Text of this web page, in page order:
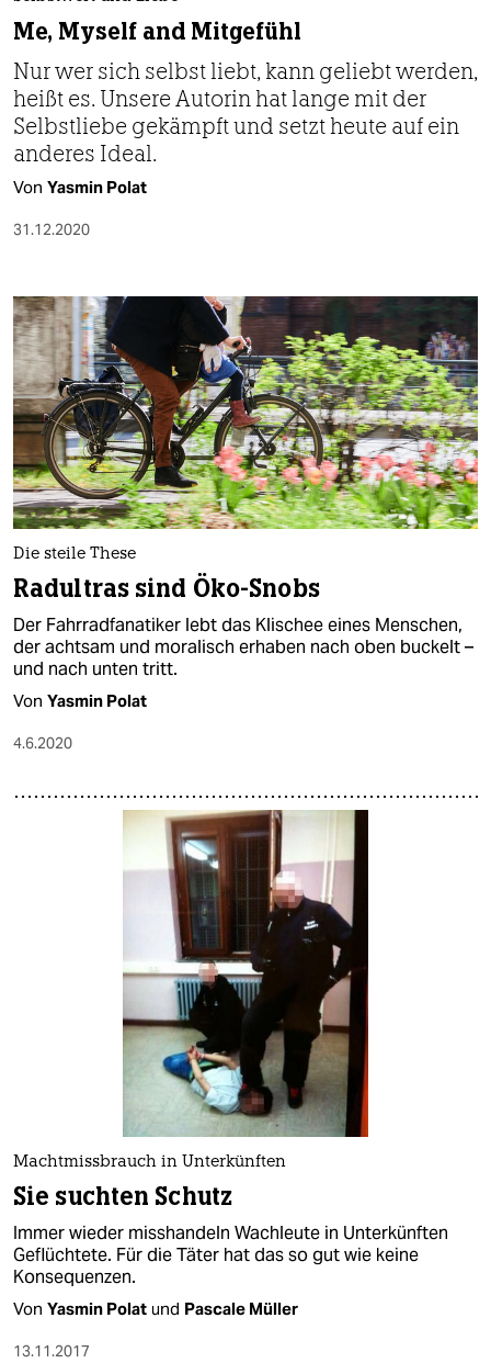
nord
wahrheit
verlag
verlag
veranstaltungen
fragen & hilfe
unterstützen
abo
genossenschaft
epaper login
Me, Myself and Mitgefühl
Nur wer sich selbst liebt, kann geliebt werden,
heißt es. Unsere Autorin hat lange mit der
Selbstliebe gekämpft und setzt heute auf ein
anderes Ideal.
Von Yasmin Polat
31.12.2020
Die steile These
Radultras sind Öko-Snobs
Der Fahrradfanatiker lebt das Klischee eines Menschen,
der achtsam und moralisch erhaben nach oben buckelt –
und nach unten tritt.
Von Yasmin Polat
4.6.2020
Machtmissbrauch in Unterkünften
Sie suchten Schutz
Immer wieder misshandeln Wachleute in Unterkünften
Geflüchtete. Für die Täter hat das so gut wie keine
Konsequenzen.
Von Yasmin Polat und Pascale Müller
13.11.2017